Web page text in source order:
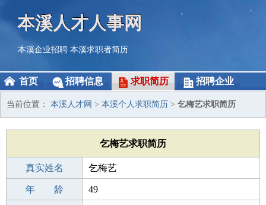
本溪人才人事网
本溪企业招聘 本溪求职者简历
首页 招聘信息 求职简历 招聘企业
当前位置： 本溪人才网 > 本溪个人求职简历 > 乞梅艺求职简历
乞梅艺求职简历
真实姓名 乞梅艺
性 别 女
年 龄 49